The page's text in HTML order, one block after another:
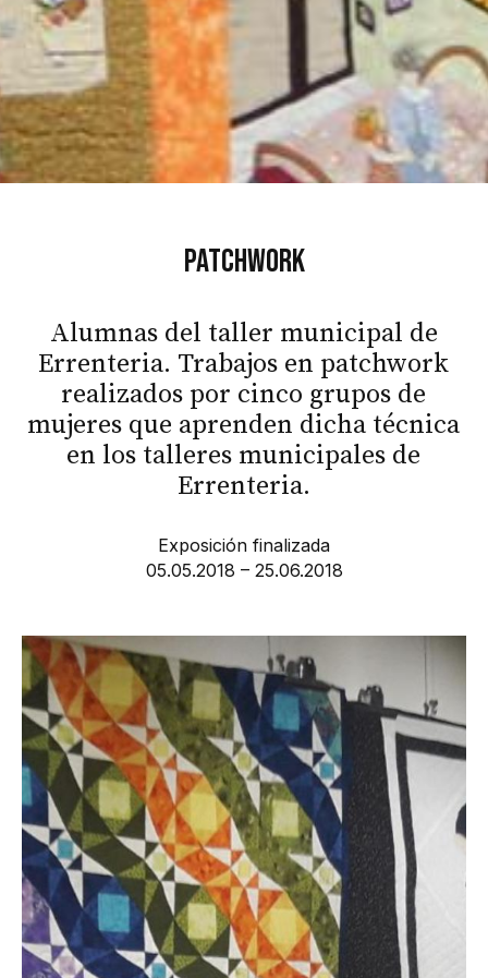
Patchwork
Alumnas del taller municipal de
Errenteria. Trabajos en patchwork
realizados por cinco grupos de
mujeres que aprenden dicha técnica
en los talleres municipales de
Errenteria.
Exposición finalizada
05.05.2018 – 25.06.2018